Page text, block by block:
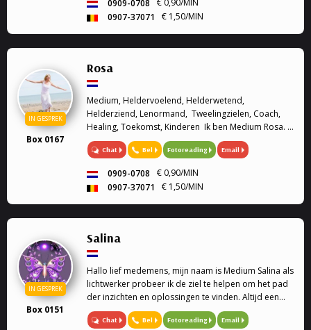
door willen komen vertel ik je welke boodschap ze
voor je hebben. Heb je een vraag over jouw
Engelen/Spirit ? Ik sta graag voor je klaar. Voel je
welkom !!Liefs, Faye
0909-0708
€ 0,90/MIN
0907-37071
€ 1,50/MIN
IN GESPREK
Box 0167
Rosa
Medium, Heldervoelend, Helderwetend,
Helderziend, Lenormand, Tweelingzielen, Coach,
Healing, Toekomst, Kinderen Ik ben Medium Rosa. Ik
ben heldervoelend, helderwetend en helderziend.
Graag sta ik u te woord om u verder te helpen met
Chat Bel Fotoreading Email
0909-0708
€ 0,90/MIN
0907-37071
€ 1,50/MIN
IN GESPREK
Box 0151
Salina
Hallo lief medemens, mijn naam is Medium Salina als
lichtwerker probeer ik de ziel te helpen om het pad
der inzichten en oplossingen te vinden. Altijd een
luisterend oor Soms heb je vragen of sta je voor
keuzes en weet je het even niet meer, dan bie...
Chat Bel Fotoreading Email